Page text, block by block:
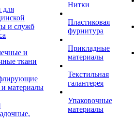
для
и служб
и
ткани
и материалы
Нитки
Пластиковая
фурнитура
Прикладные
материалы
Текстильная
галантерея
Упаковочные
материалы